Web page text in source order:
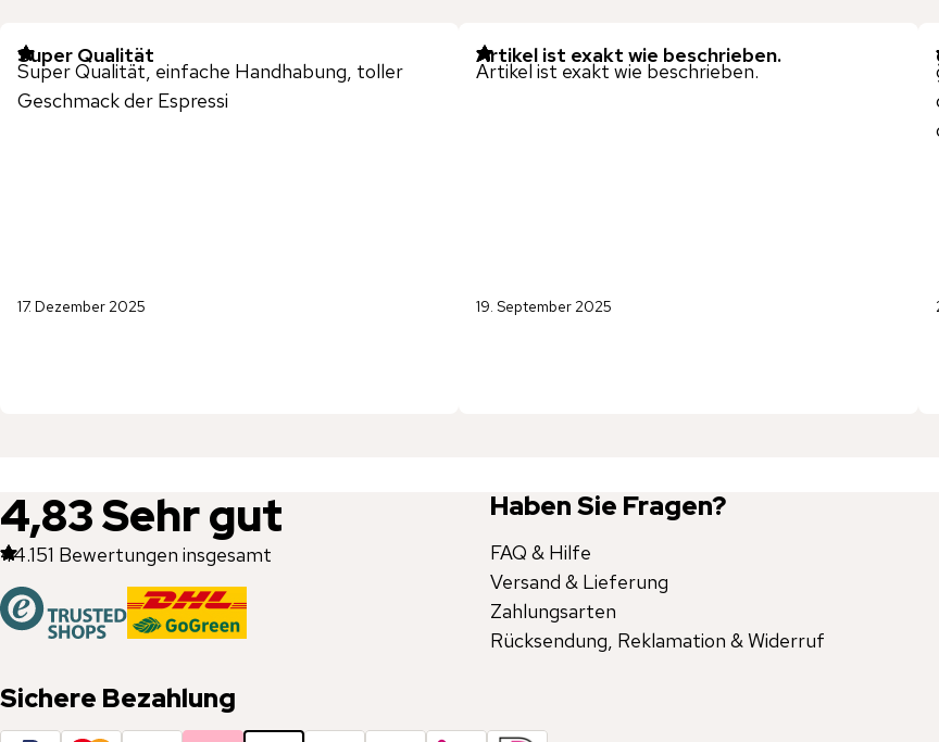
Super Qualität
Super Qualität, einfache Handhabung, toller
Geschmack der Espressi
17. Dezember 2025
Artikel ist exakt wie beschrieben.
Artikel ist exakt wie beschrieben.
19. September 2025
4,83Sehr gut
44.151 Bewertungen insgesamt
Haben Sie Fragen?
FAQ & Hilfe
Versand & Lieferung
Zahlungsarten
Rücksendung, Reklamation & Widerruf
Sichere Bezahlung